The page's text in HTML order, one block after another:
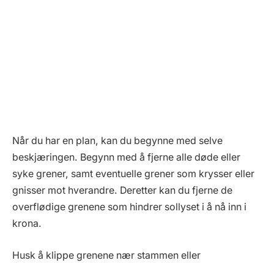
Når du har en plan, kan du begynne med selve
beskjæringen. Begynn med å fjerne alle døde eller
syke grener, samt eventuelle grener som krysser eller
gnisser mot hverandre. Deretter kan du fjerne de
overflødige grenene som hindrer sollyset i å nå inn i
krona.
Husk å klippe grenene nær stammen eller